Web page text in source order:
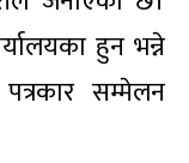
हुन भन्ने
सम्मेलन